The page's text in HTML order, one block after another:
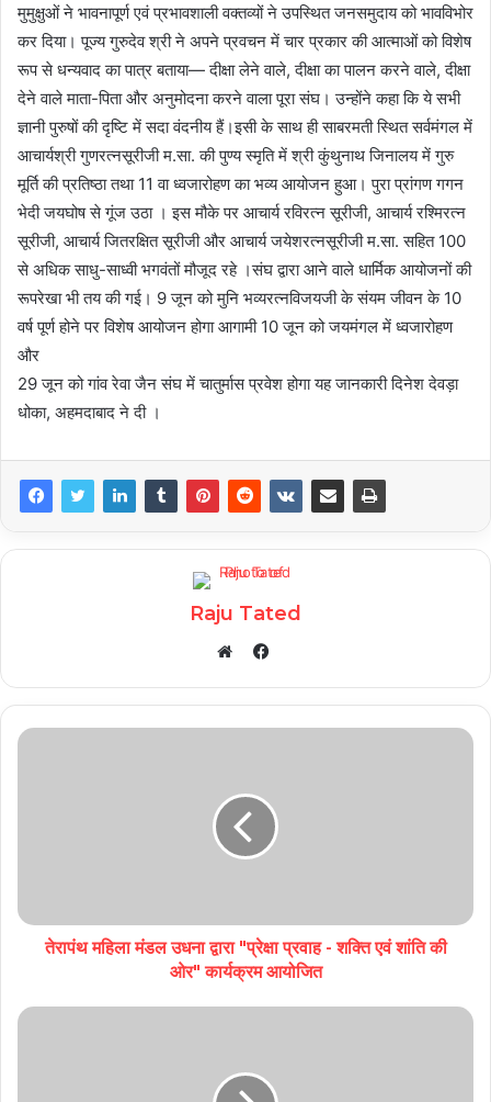
मुमुक्षुओं ने भावनापूर्ण एवं प्रभावशाली वक्तव्यों ने उपस्थित जनसमुदाय को भावविभोर
कर दिया। पूज्य गुरुदेव श्री ने अपने प्रवचन में चार प्रकार की आत्माओं को विशेष
रूप से धन्यवाद का पात्र बताया— दीक्षा लेने वाले, दीक्षा का पालन करने वाले, दीक्षा
देने वाले माता-पिता और अनुमोदना करने वाला पूरा संघ। उन्होंने कहा कि ये सभी
ज्ञानी पुरुषों की दृष्टि में सदा वंदनीय हैं।इसी के साथ ही साबरमती स्थित सर्वमंगल में
आचार्यश्री गुणरत्नसूरीजी म.सा. की पुण्य स्मृति में श्री कुंथुनाथ जिनालय में गुरु
मूर्ति की प्रतिष्ठा तथा 11 वा ध्वजारोहण का भव्य आयोजन हुआ। पुरा प्रांगण गगन
भेदी जयघोष से गूंज उठा । इस मौके पर आचार्य रविरत्न सूरीजी, आचार्य रश्मिरत्न
सूरीजी, आचार्य जितरक्षित सूरीजी और आचार्य जयेशरत्नसूरीजी म.सा. सहित 100
से अधिक साधु-साध्वी भगवंतों मौजूद रहे ।संघ द्वारा आने वाले धार्मिक आयोजनों की
रूपरेखा भी तय की गई। 9 जून को मुनि भव्यरत्नविजयजी के संयम जीवन के 10
वर्ष पूर्ण होने पर विशेष आयोजन होगा आगामी 10 जून को जयमंगल में ध्वजारोहण
और
29 जून को गांव रेवा जैन संघ में चातुर्मास प्रवेश होगा यह जानकारी दिनेश देवड़ा
धोका, अहमदाबाद ने दी ।
Raju Tated
Facebook
तेरापंथ महिला मंडल उधना द्वारा "प्रेक्षा प्रवाह - शक्ति एवं शांति की
ओर" कार्यक्रम आयोजित